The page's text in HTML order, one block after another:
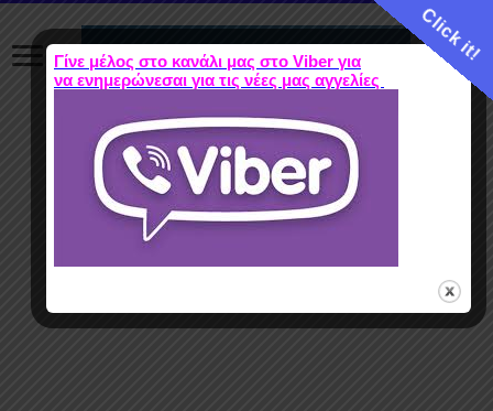
Click it!
Γίνε μέλος στο κανάλι μας στο Viber για
να ενημερώνεσαι για τις νέες μας αγγελίες